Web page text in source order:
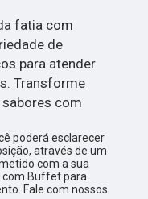
fatia com
de
para atender
Transforme
com
poderá esclarecer
através de um
com a sua
Buffet para
Fale com nossos